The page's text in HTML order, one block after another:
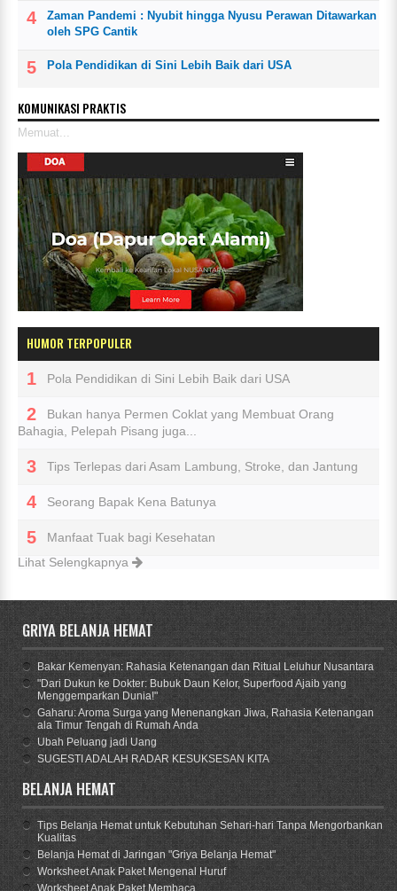
Zaman Pandemi : Nyubit hingga Nyusu Perawan Ditawarkan
oleh SPG Cantik
Pola Pendidikan di Sini Lebih Baik dari USA
KOMUNIKASI PRAKTIS
Memuat...
HUMOR TERPOPULER
Pola Pendidikan di Sini Lebih Baik dari USA
Bukan hanya Permen Coklat yang Membuat Orang
Bahagia, Pelepah Pisang juga...
Tips Terlepas dari Asam Lambung, Stroke, dan Jantung
Seorang Bapak Kena Batunya
Manfaat Tuak bagi Kesehatan
Lihat Selengkapnya
GRIYA BELANJA HEMAT
Bakar Kemenyan: Rahasia Ketenangan dan Ritual Leluhur Nusantara
"Dari Dukun ke Dokter: Bubuk Daun Kelor, Superfood Ajaib yang
Menggemparkan Dunia!"
Gaharu: Aroma Surga yang Menenangkan Jiwa, Rahasia Ketenangan
ala Timur Tengah di Rumah Anda
Ubah Peluang jadi Uang
SUGESTI ADALAH RADAR KESUKSESAN KITA
BELANJA HEMAT
Tips Belanja Hemat untuk Kebutuhan Sehari-hari Tanpa Mengorbankan
Kualitas
Belanja Hemat di Jaringan "Griya Belanja Hemat"
Worksheet Anak Paket Mengenal Huruf